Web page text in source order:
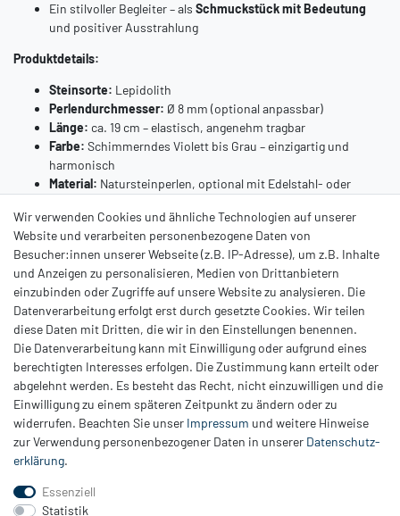
Ein stilvoller Begleiter – als Schmuckstück mit Bedeutung
und positiver Ausstrahlung
Produktdetails:
Steinsorte: Lepidolith
Perlendurchmesser: Ø 8 mm (optional anpassbar)
Länge: ca. 19 cm – elastisch, angenehm tragbar
Farbe: Schimmerndes Violett bis Grau – einzigartig und
harmonisch
Material: Natursteinperlen, optional mit Edelstahl- oder
Ein elegantes Armband mit innerer Stärke –das Stabilisierungs-
Armband aus Lepidolithschenkt Balance und Gelassenheit und
setzt gleichzeitig stilvolle Akzente. Perfekt als persönlicher Begleiter
oder liebevolles Geschenk.
Zahlung
Versand
Daten­schutz­erklärung
AGB
Hinweis zur Batterieentsorgung
Wir verwenden Cookies und ähnliche Technologien auf unserer
Website und verarbeiten personenbezogene Daten von
Besucher:innen unserer Webseite (z.B. IP-Adresse), um z.B. Inhalte
und Anzeigen zu personalisieren, Medien von Drittanbietern
einzubinden oder Zugriffe auf unsere Website zu analysieren. Die
Datenverarbeitung erfolgt erst durch gesetzte Cookies. Wir teilen
diese Daten mit Dritten, die wir in den Einstellungen benennen.
Die Datenverarbeitung kann mit Einwilligung oder aufgrund eines
berechtigten Interesses erfolgen. Die Zustimmung kann erteilt oder
abgelehnt werden. Es besteht das Recht, nicht einzuwilligen und die
Einwilligung zu einem späteren Zeitpunkt zu ändern oder zu
widerrufen. Beachten Sie unser Impressum und weitere Hinweise
zur Verwendung personenbezogener Daten in unserer Daten­schutz­
erklärung.
Essenziell
Statistik